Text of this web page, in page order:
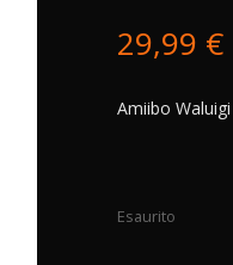
29,99 €
Amiibo
Esaurito